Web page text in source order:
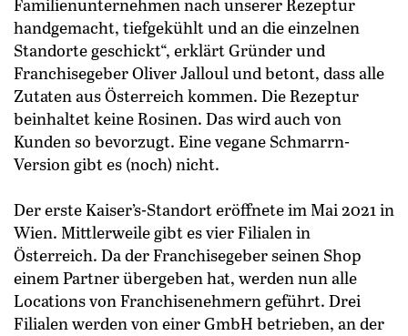
Familienunternehmen nach unserer Rezeptur
handgemacht, tiefgekühlt und an die einzelnen
Standorte geschickt“, erklärt Gründer und
Franchisegeber Oliver Jalloul und betont, dass alle
Zutaten aus Österreich kommen. Die Rezeptur
beinhaltet keine Rosinen. Das wird auch von
Kunden so bevorzugt. Eine vegane Schmarrn-
Version gibt es (noch) nicht.
Der erste Kaiser’s-Standort eröffnete im Mai 2021 in
Wien. Mittlerweile gibt es vier Filialen in
Österreich. Da der Franchisegeber seinen Shop
einem Partner übergeben hat, werden nun alle
Locations von Franchisenehmern geführt. Drei
Filialen werden von einer GmbH betrieben, an der